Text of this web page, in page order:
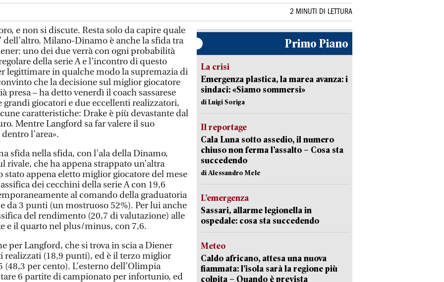
2 MINUTI DI LETTURA
e non si discute. Resta solo da capire quale
dell’altro. Milano-Dinamo è anche la sfida tra
uno dei due verrà con ogni probabilità
della serie A e l’incontro di questo
legittimare in qualche modo la supremazia di
che la decisione sul miglior giocatore
presa – ha detto venerdì il coach sassarese
grandi giocatori e due eccellenti realizzatori,
caratteristiche: Drake è più devastante dal
Mentre Langford sa far valere il suo
l’area».
sfida nella sfida, con l’ala della Dinamo,
rivale, che ha appena strappato un’altra
stato appena eletto miglior giocatore del mese
dei cecchini della serie A con 19,6
al comando della graduatoria
da 3 punti (un mostruoso 52%). Per lui anche
del rendimento (20,7 di valutazione) alle
e il quarto nel plus/minus, con 7,6.
per Langford, che si trova in scia a Diener
realizzati (18,9 punti), ed è il terzo miglior
per cento). L’esterno dell’Olimpia
6 partite di campionato per infortunio, ed
Primo Piano
La crisi
Emergenza plastica, la marea avanza: i
sindaci: «Siamo sommersi»
di Luigi Soriga
Il reportage
Cala Luna sotto assedio, il numero
chiuso non ferma l’assalto – Cosa sta
succedendo
di Alessandro Mele
L’emergenza
Sassari, allarme legionella in
ospedale: cosa sta succedendo
Meteo
Caldo africano, attesa una nuova
fiammata: l’isola sarà la regione più
colpita – Quando è prevista